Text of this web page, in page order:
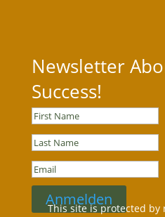
Newsletter
Success!
Anmelden
This site is protected by